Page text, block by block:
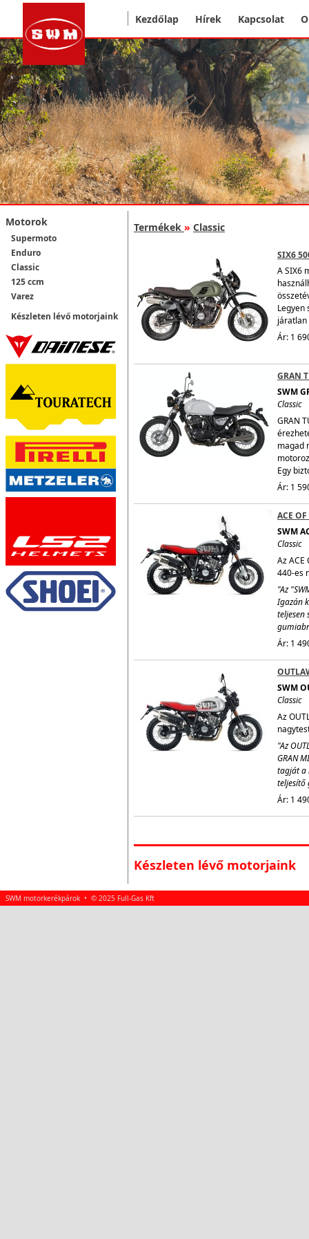
Kezdőlap Hírek Kapcsolat
Motorok
Supermoto
Enduro
Classic
125 ccm
Varez
Készleten lévő motorjaink
Termékek » Classic
SIX6
A SIX6
Legyen
járatlan
Ár: 1
GRAN
SWM
Classic
GRAN
magad
Egy
Ár: 1
ACE
SWM
Classic
Az
440-es
"Az
Igazán
teljesen
Ár: 1
SWM
Classic
Az
"Az
GRAN
tagját a
teljesítő
Ár: 1
Készleten lévő motorjaink
SWM motorkerékpárok • © 2025 Full-Gas Kft